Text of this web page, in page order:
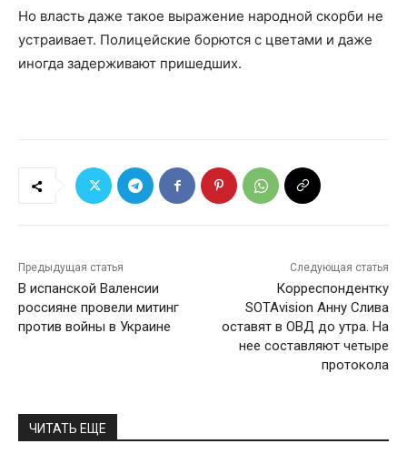
Но власть даже такое выражение народной скорби не
устраивает. Полицейские борются с цветами и даже
иногда задерживают пришедших.
Предыдущая статья
В испанской Валенсии
россияне провели митинг
против войны в Украине
Следующая статья
Корреспондентку
SOTAvision Анну Слива
оставят в ОВД до утра. На
нее составляют четыре
протокола
ЧИТАТЬ ЕЩЕ